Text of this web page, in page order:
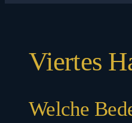
Viertes
Welche